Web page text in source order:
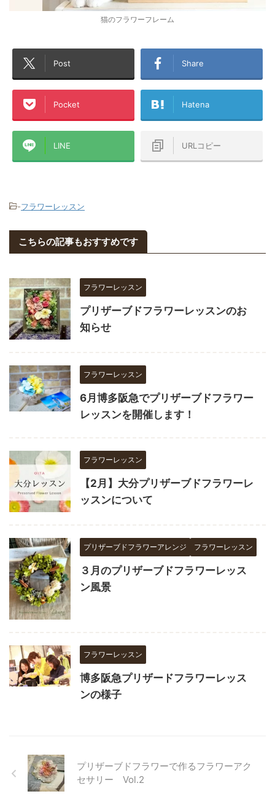
猫のフラワーフレーム
Post Share
Pocket Hatena
LINE URLコピー
-フラワーレッスン
こちらの記事もおすすめです
フラワーレッスン
プリザーブドフラワーレッスンのお
知らせ
フラワーレッスン
6月博多阪急でプリザーブドフラワー
レッスンを開催します！
フラワーレッスン
【2月】大分プリザーブドフラワーレ
ッスンについて
プリザーブドフラワーアレンジ フラワーレッスン
３月のプリザーブドフラワーレッス
ン風景
フラワーレッスン
博多阪急プリザードフラワーレッス
ンの様子
プリザーブドフラワーで作るフラワーアク
セサリー Vol.2